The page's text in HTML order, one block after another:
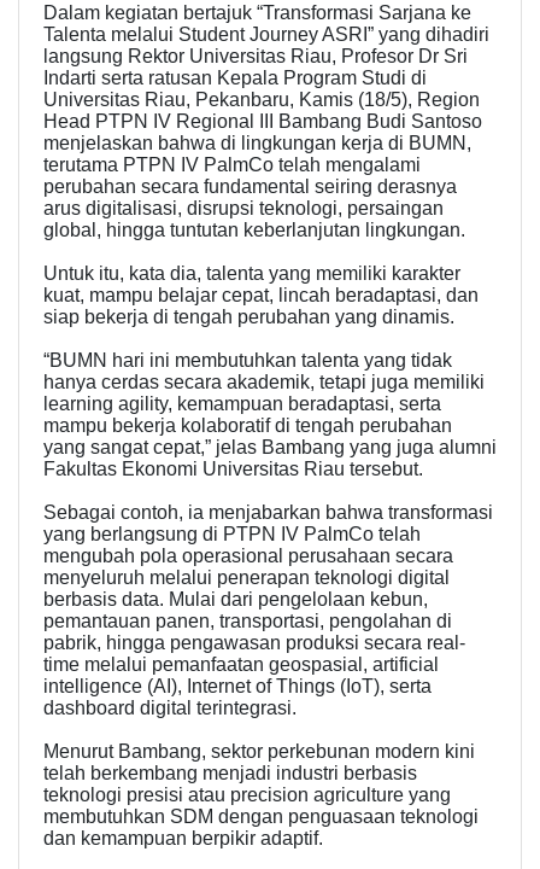
Dalam kegiatan bertajuk “Transformasi Sarjana ke
Talenta melalui Student Journey ASRI” yang dihadiri
langsung Rektor Universitas Riau, Profesor Dr Sri
Indarti serta ratusan Kepala Program Studi di
Universitas Riau, Pekanbaru, Kamis (18/5), Region
Head PTPN IV Regional III Bambang Budi Santoso
menjelaskan bahwa di lingkungan kerja di BUMN,
terutama PTPN IV PalmCo telah mengalami
perubahan secara fundamental seiring derasnya
arus digitalisasi, disrupsi teknologi, persaingan
global, hingga tuntutan keberlanjutan lingkungan.
Untuk itu, kata dia, talenta yang memiliki karakter
kuat, mampu belajar cepat, lincah beradaptasi, dan
siap bekerja di tengah perubahan yang dinamis.
“BUMN hari ini membutuhkan talenta yang tidak
hanya cerdas secara akademik, tetapi juga memiliki
learning agility, kemampuan beradaptasi, serta
mampu bekerja kolaboratif di tengah perubahan
yang sangat cepat,” jelas Bambang yang juga alumni
Fakultas Ekonomi Universitas Riau tersebut.
Sebagai contoh, ia menjabarkan bahwa transformasi
yang berlangsung di PTPN IV PalmCo telah
mengubah pola operasional perusahaan secara
menyeluruh melalui penerapan teknologi digital
berbasis data. Mulai dari pengelolaan kebun,
pemantauan panen, transportasi, pengolahan di
pabrik, hingga pengawasan produksi secara real-
time melalui pemanfaatan geospasial, artificial
intelligence (AI), Internet of Things (IoT), serta
dashboard digital terintegrasi.
Menurut Bambang, sektor perkebunan modern kini
telah berkembang menjadi industri berbasis
teknologi presisi atau precision agriculture yang
membutuhkan SDM dengan penguasaan teknologi
dan kemampuan berpikir adaptif.